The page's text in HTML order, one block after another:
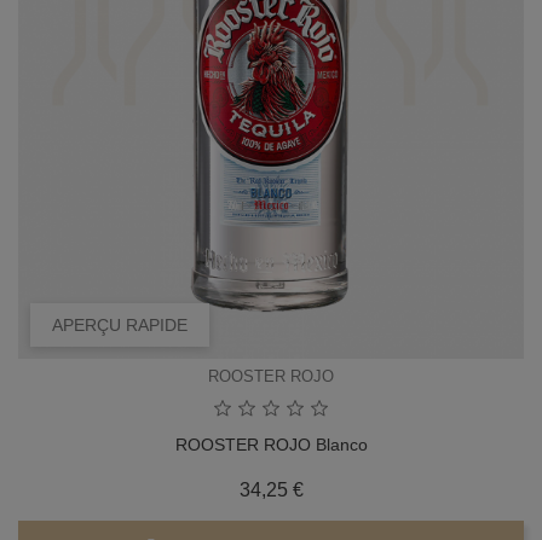
APERÇU RAPIDE
ROOSTER ROJO
ROOSTER ROJO Blanco
34,25 €Prix